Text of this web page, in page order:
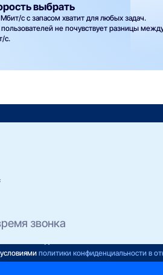
выбрать
с с запасом хватит для любых задач.
не почувствует разницы
с.
заявку
тарифа
политики конфиденциальности в
ежедневно с 10 до 22 часов.
Вы отправили после 22:00, консультант